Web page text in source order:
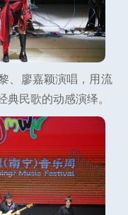
、廖嘉颖演唱，用流
典民歌的动感演绎。